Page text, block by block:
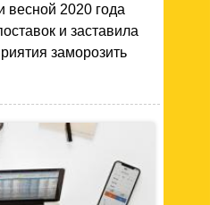
весной 2020 года
и заставила
заморозить